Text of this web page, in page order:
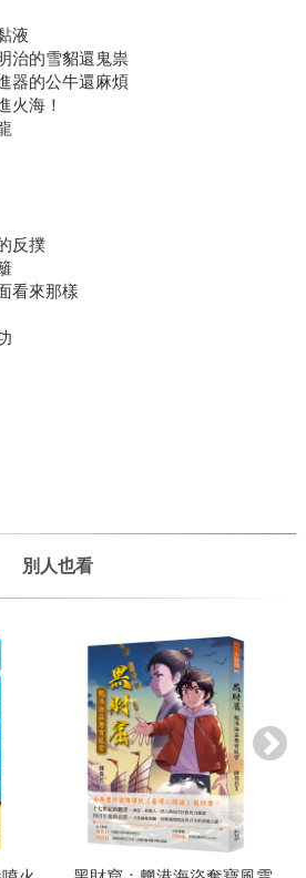
液
治的雪貂還鬼祟
器的公牛還麻煩
火海！
反撲
看來那樣
別人也看